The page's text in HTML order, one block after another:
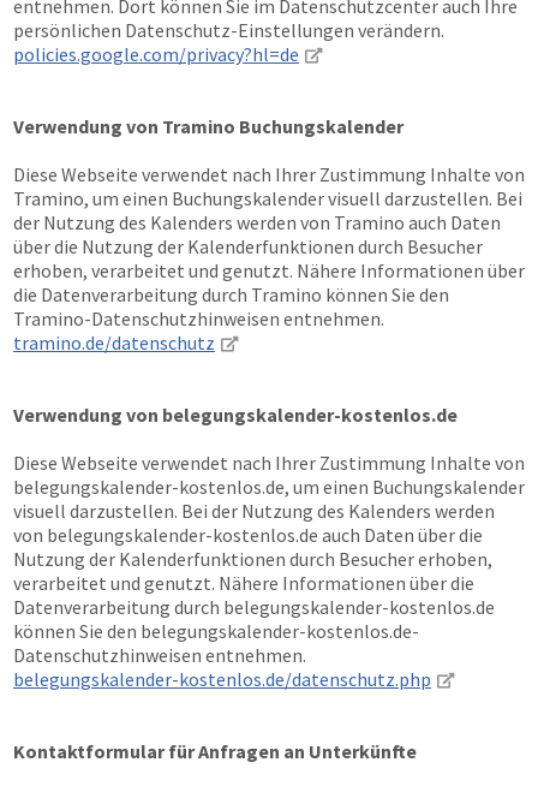
entnehmen. Dort können Sie im Datenschutzcenter auch Ihre
persönlichen Datenschutz-Einstellungen verändern.
policies.google.com/privacy?hl=de
Verwendung von Tramino Buchungskalender
Diese Webseite verwendet nach Ihrer Zustimmung Inhalte von
Tramino, um einen Buchungskalender visuell darzustellen. Bei
der Nutzung des Kalenders werden von Tramino auch Daten
über die Nutzung der Kalenderfunktionen durch Besucher
erhoben, verarbeitet und genutzt. Nähere Informationen über
die Datenverarbeitung durch Tramino können Sie den
Tramino-Datenschutzhinweisen entnehmen.
tramino.de/datenschutz
Verwendung von belegungskalender-kostenlos.de
Diese Webseite verwendet nach Ihrer Zustimmung Inhalte von
belegungskalender-kostenlos.de, um einen Buchungskalender
visuell darzustellen. Bei der Nutzung des Kalenders werden
von belegungskalender-kostenlos.de auch Daten über die
Nutzung der Kalenderfunktionen durch Besucher erhoben,
verarbeitet und genutzt. Nähere Informationen über die
Datenverarbeitung durch belegungskalender-kostenlos.de
können Sie den belegungskalender-kostenlos.de-
Datenschutzhinweisen entnehmen.
belegungskalender-kostenlos.de/datenschutz.php
Kontaktformular für Anfragen an Unterkünfte